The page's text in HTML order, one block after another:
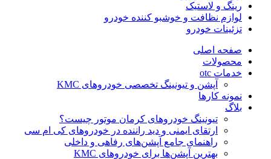
رینگ و لاستیک
لوازم نظافت و خوشبو کننده خودرو
تزئینات خودرو
صفحه اصلی
محصولات
خدمات otc
آپشن و تیونینگ تخصصی خودروهای KMC
نمونه کارها
بلاگ
تیونینگ خودروهای کرمان موتور چیست؟
ارتقای ایمنی و دید راننده در خودروهای کی ام سی
راهنمای جامع آپشن‌های رفاهی و داخلی
بهترین آپشن‌ها برای خودروهای KMC